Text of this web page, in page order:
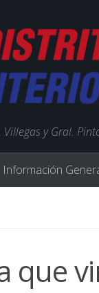
y Gral.
Información
que